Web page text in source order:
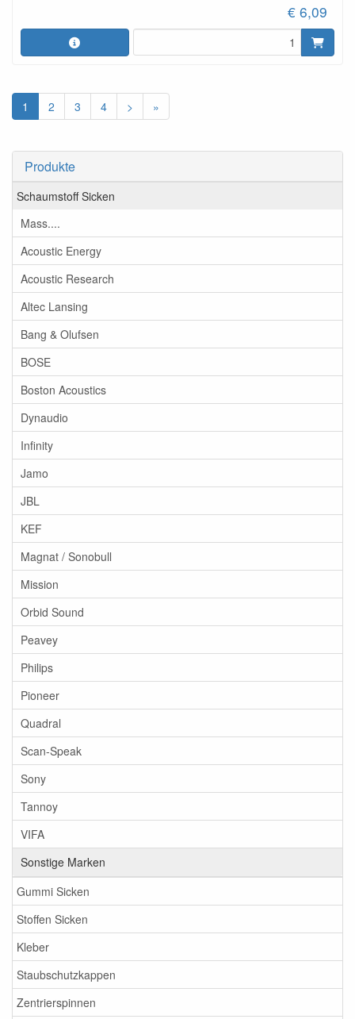
Produkte
Schaumstoff Sicken
Mass....
Acoustic Energy
Acoustic Research
Altec Lansing
Bang & Olufsen
BOSE
Boston Acoustics
Dynaudio
Infinity
Jamo
JBL
KEF
Magnat / Sonobull
Mission
Orbid Sound
Peavey
Philips
Pioneer
Quadral
Scan-Speak
Sony
Tannoy
VIFA
Sonstige Marken
Gummi Sicken
Stoffen Sicken
Kleber
Staubschutzkappen
Zentrierspinnen
€ 6,09
1 2 3 4 > »